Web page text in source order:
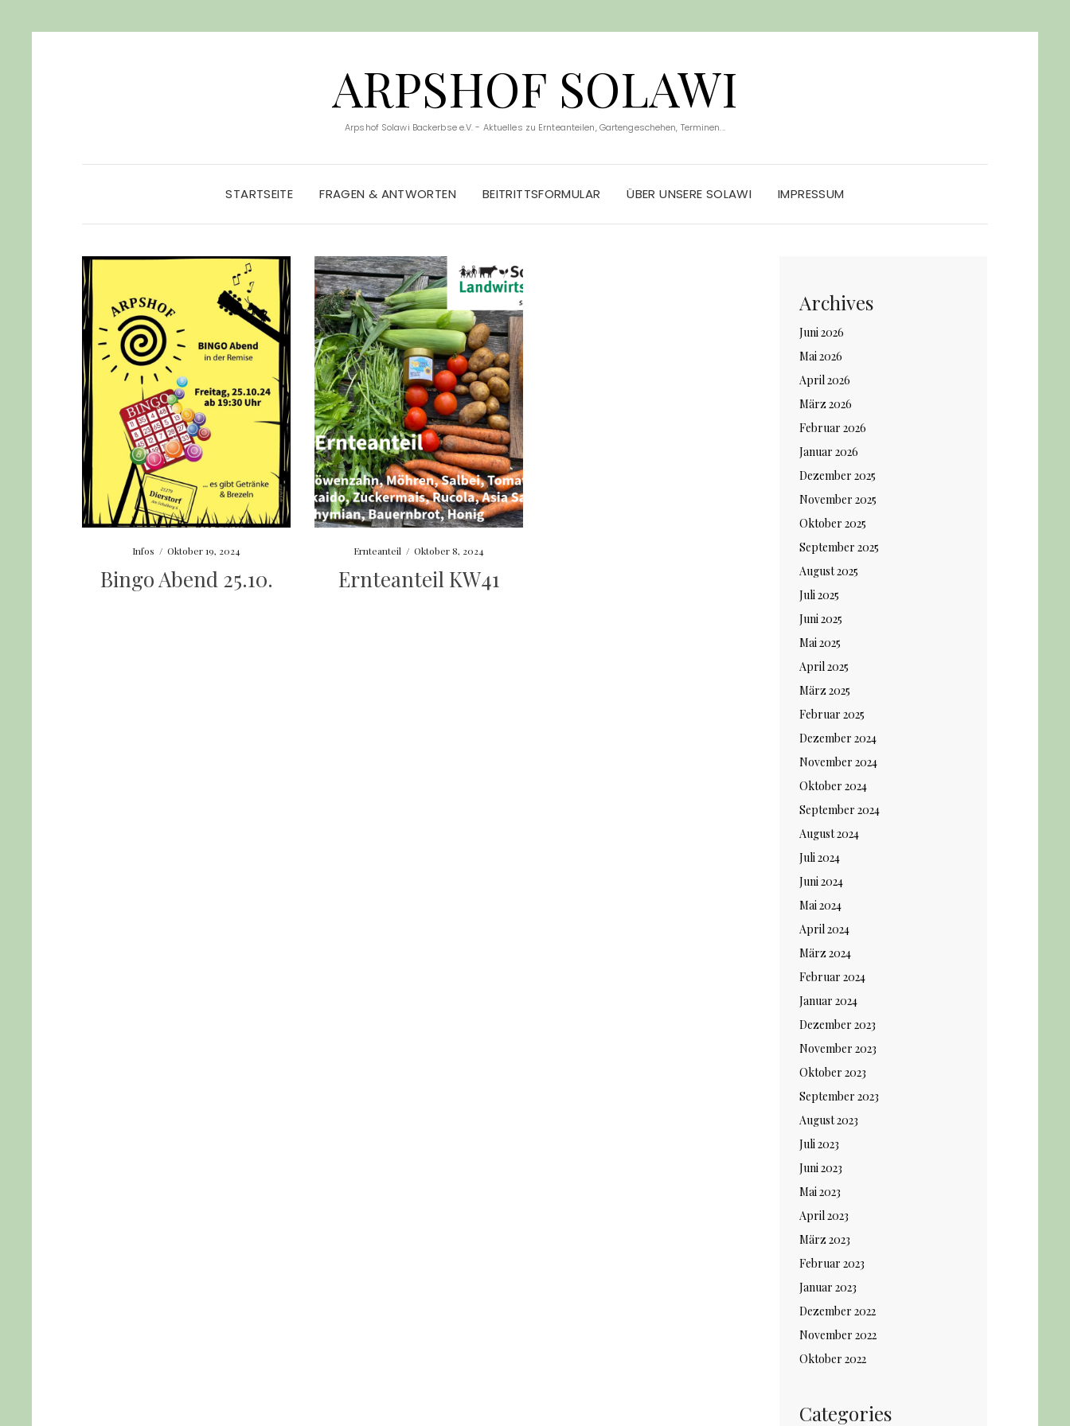
ARPSHOF SOLAWI
Arpshof Solawi Backerbse e.V. - Aktuelles zu Ernteanteilen, Gartengeschehen, Terminen...
STARTSEITE FRAGEN & ANTWORTEN BEITRITTSFORMULAR ÜBER UNSERE SOLAWI IMPRESSUM
Infos / Oktober 19, 2024
Bingo Abend 25.10.
Ernteanteil / Oktober 8, 2024
Ernteanteil KW41
Archives
Juni 2026
Mai 2026
April 2026
März 2026
Februar 2026
Januar 2026
Dezember 2025
November 2025
Oktober 2025
September 2025
August 2025
Juli 2025
Juni 2025
Mai 2025
April 2025
März 2025
Februar 2025
Dezember 2024
November 2024
Oktober 2024
September 2024
August 2024
Juli 2024
Juni 2024
Mai 2024
April 2024
März 2024
Februar 2024
Januar 2024
Dezember 2023
November 2023
Oktober 2023
September 2023
August 2023
Juli 2023
Juni 2023
Mai 2023
April 2023
März 2023
Februar 2023
Januar 2023
Dezember 2022
November 2022
Oktober 2022
Categories